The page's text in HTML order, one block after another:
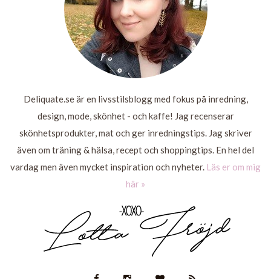
Deliquate.se är en livsstilsblogg med fokus på inredning,
design, mode, skönhet - och kaffe! Jag recenserar
skönhetsprodukter, mat och ger inredningstips. Jag skriver
även om träning & hälsa, recept och shoppingtips. En hel del
vardag men även mycket inspiration och nyheter. Läs er om mig
här »